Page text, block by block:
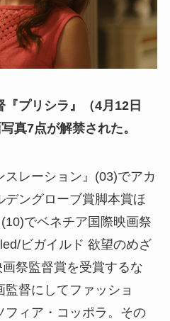
プリシラ』（4月12日
真7点が解禁された。
スレーション』(03)でアカ
ングローブ賞脚本賞ほ
でベネチア国際映画祭
ビガイルド 欲望のめざ
祭監督賞を受賞するな
督にしてファッショ
フィア・コッポラ。その